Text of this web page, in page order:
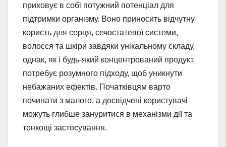
приховує в собі потужний потенціал для
підтримки організму. Воно приносить відчутну
користь для серця, сечостатевої системи,
волосся та шкіри завдяки унікальному складу,
однак, як і будь-який концентрований продукт,
потребує розумного підходу, щоб уникнути
небажаних ефектів. Початківцям варто
починати з малого, а досвідчені користувачі
можуть глибше зануритися в механізми дії та
тонкощі застосування.